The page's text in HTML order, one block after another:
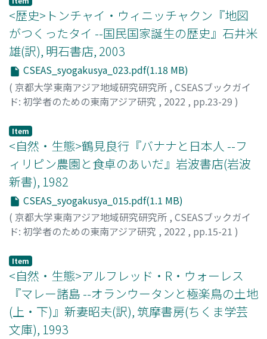
<歴史>トンチャイ・ウィニッチャクン『地図
がつくったタイ --国民国家誕生の歴史』石井米
雄(訳), 明石書店, 2003
CSEAS_syogakusya_023.pdf(1.18 MB)
( 京都大学東南アジア地域研究研究所 , CSEASブックガイ
ド: 初学者のための東南アジア研究 , 2022 , pp.23-29 )
Item
<自然・生態>鶴見良行『バナナと日本人 --フ
ィリピン農園と食卓のあいだ』岩波書店(岩波
新書), 1982
CSEAS_syogakusya_015.pdf(1.1 MB)
( 京都大学東南アジア地域研究研究所 , CSEASブックガイ
ド: 初学者のための東南アジア研究 , 2022 , pp.15-21 )
Item
<自然・生態>アルフレッド・R・ウォーレス
『マレー諸島 --オランウータンと極楽鳥の土地
(上・下)』新妻昭夫(訳), 筑摩書房(ちくま学芸
文庫), 1993